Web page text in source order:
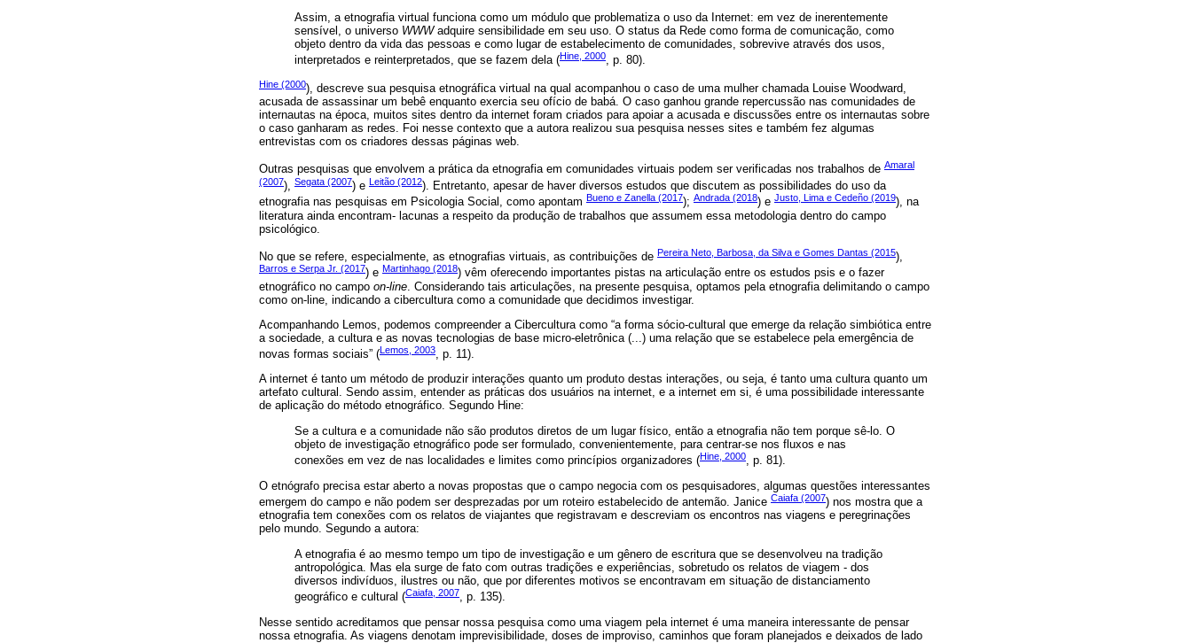
Assim, a etnografia virtual funciona como um módulo que problematiza o uso da Internet: em vez de inerentemente
sensível, o universo WWWadquire sensibilidade em seu uso. O status da Rede como forma de comunicação, como
objeto dentro da vida das pessoas e como lugar de estabelecimento de comunidades, sobrevive através dos usos,
interpretados e reinterpretados, que se fazem dela (Hine, 2000, p. 80).
Hine (2000), descreve sua pesquisa etnográfica virtual na qual acompanhou o caso de uma mulher chamada Louise Woodward,
acusada de assassinar um bebê enquanto exercia seu ofício de babá. O caso ganhou grande repercussão nas comunidades de
internautas na época, muitos sites dentro da internet foram criados para apoiar a acusada e discussões entre os internautas sobre
o caso ganharam as redes. Foi nesse contexto que a autora realizou sua pesquisa nesses sites e também fez algumas
entrevistas com os criadores dessas páginas web.
Outras pesquisas que envolvem a prática da etnografia em comunidades virtuais podem ser verificadas nos trabalhos de Amaral
(2007), Segata (2007) e Leitão (2012). Entretanto, apesar de haver diversos estudos que discutem as possibilidades do uso da
etnografia nas pesquisas em Psicologia Social, como apontam Bueno e Zanella (2017); Andrada (2018) e Justo, Lima e Cedeño (2019), na
literatura ainda encontram- lacunas a respeito da produção de trabalhos que assumem essa metodologia dentro do campo
psicológico.
No que se refere, especialmente, as etnografias virtuais, as contribuições de Pereira Neto, Barbosa, da Silva e Gomes Dantas (2015),
Barros e Serpa Jr. (2017) e Martinhago (2018) vêm oferecendo importantes pistas na articulação entre os estudos psis e o fazer
etnográfico no campo on-line . Considerando tais articulações, na presente pesquisa, optamos pela etnografia delimitando o campo
como on-line, indicando a cibercultura como a comunidade que decidimos investigar.
Acompanhando Lemos, podemos compreender a Cibercultura como “a forma sócio-cultural que emerge da relação simbiótica entre
a sociedade, a cultura e as novas tecnologias de base micro-eletrônica (...) uma relação que se estabelece pela emergência de
novas formas sociais” (Lemos, 2003, p. 11).
A internet é tanto um método de produzir interações quanto um produto destas interações, ou seja, é tanto uma cultura quanto um
artefato cultural. Sendo assim, entender as práticas dos usuários na internet, e a internet em si, é uma possibilidade interessante
de aplicação do método etnográfico. Segundo Hine:
Se a cultura e a comunidade não são produtos diretos de um lugar físico, então a etnografia não tem porque sê-lo. O
objeto de investigação etnográfico pode ser formulado, convenientemente, para centrar-se nos fluxos e nas
conexões em vez de nas localidades e limites como princípios organizadores (Hine, 2000, p. 81).
O etnógrafo precisa estar aberto a novas propostas que o campo negocia com os pesquisadores, algumas questões interessantes
emergem do campo e não podem ser desprezadas por um roteiro estabelecido de antemão. Janice Caiafa (2007) nos mostra que a
etnografia tem conexões com os relatos de viajantes que registravam e descreviam os encontros nas viagens e peregrinações
pelo mundo. Segundo a autora:
A etnografia é ao mesmo tempo um tipo de investigação e um gênero de escritura que se desenvolveu na tradição
antropológica. Mas ela surge de fato com outras tradições e experiências, sobretudo os relatos de viagem - dos
diversos indivíduos, ilustres ou não, que por diferentes motivos se encontravam em situação de distanciamento
geográfico e cultural (Caiafa, 2007, p. 135).
Nesse sentido acreditamos que pensar nossa pesquisa como uma viagem pela internet é uma maneira interessante de pensar
nossa etnografia. As viagens denotam imprevisibilidade, doses de improviso, caminhos que foram planejados e deixados de lado